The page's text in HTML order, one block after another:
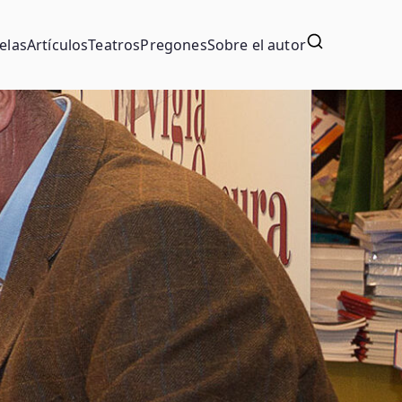
ArtículosTeatrosPregonesSobre el autor